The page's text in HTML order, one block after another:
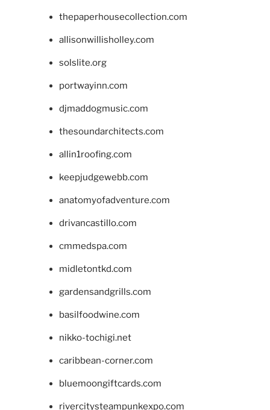
thepaperhousecollection.com
allisonwillisholley.com
solslite.org
portwayinn.com
djmaddogmusic.com
thesoundarchitects.com
allin1roofing.com
keepjudgewebb.com
anatomyofadventure.com
drivancastillo.com
cmmedspa.com
midletontkd.com
gardensandgrills.com
basilfoodwine.com
nikko-tochigi.net
caribbean-corner.com
bluemoongiftcards.com
rivercitysteampunkexpo.com